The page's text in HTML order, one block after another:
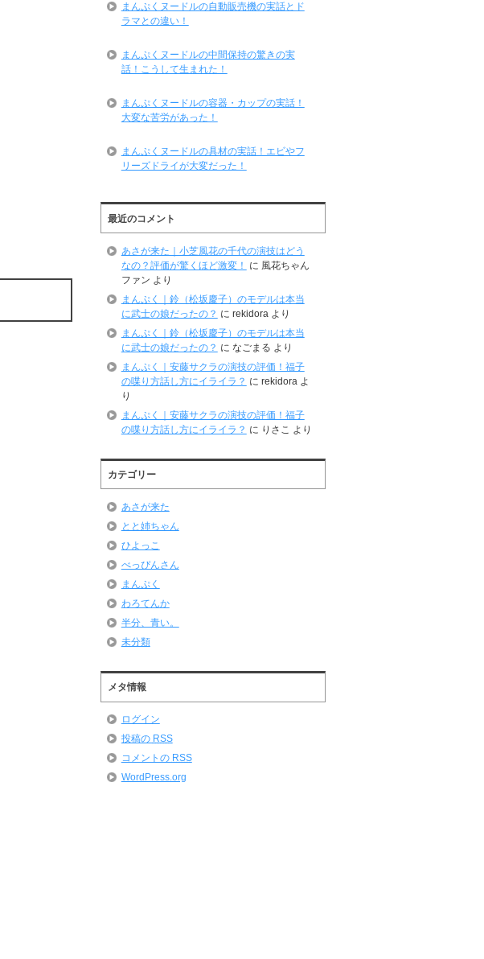
まんぷくヌードルの自動販売機の実話とド
ラマとの違い！
まんぷくヌードルの中間保持の驚きの実
話！こうして生まれた！
まんぷくヌードルの容器・カップの実話！
大変な苦労があった！
まんぷくヌードルの具材の実話！エビやフ
リーズドライが大変だった！
最近のコメント
あさが来た｜小芝風花の千代の演技はどう
なの？評価が驚くほど激変！
に 風花ちゃん
ファン より
まんぷく｜鈴（松坂慶子）のモデルは本当
に武士の娘だったの？ に rekidora より
まんぷく｜鈴（松坂慶子）のモデルは本当
に武士の娘だったの？ に なごまる より
まんぷく｜安藤サクラの演技の評価！福子
の喋り方話し方にイライラ？ に rekidora よ
り
まんぷく｜安藤サクラの演技の評価！福子
の喋り方話し方にイライラ？ に りさこ より
カテゴリー
あさが来た
とと姉ちゃん
ひよっこ
べっぴんさん
まんぷく
わろてんか
半分、青い。
未分類
メタ情報
ログイン
投稿の RSS
コメントの RSS
WordPress.org